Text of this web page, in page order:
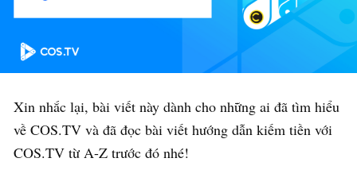
Xin nhắc lại, bài viết này dành cho những ai đã tìm hiểu
về COS.TV và đã đọc bài viết hướng dẫn kiếm tiền với
COS.TV từ A-Z trước đó nhé!